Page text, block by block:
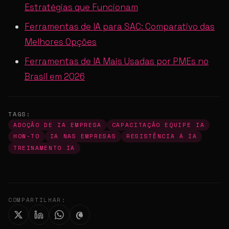
Estratégias que Funcionam
Ferramentas de IA para SAC: Comparativo das
Melhores Opções
Ferramentas de IA Mais Usadas por PMEs no
Brasil em 2026
TAGS:
ADOÇÃO DE IA EMPRESA
CAPACITAÇÃO EQUIPE IA
HOW-TO
IA NAS EMPRESAS
RESISTÊNCIA À IA
TREINAMENTO IA
COMPARTILHAR: